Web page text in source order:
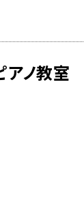
ノ教室